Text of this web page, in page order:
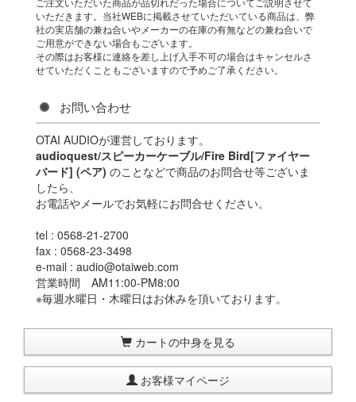
いただきます。当社WEBに掲載させていただいている商品は、弊
社の実店舗の兼ね合いやメーカーの在庫の有無などの兼ね合いで
ご用意ができない場合もございます。
その際はお客様に連絡を差し上げ入手不可の場合はキャンセルさ
せていただくこともございますので予めご了承ください。
お問い合わせ
OTAI AUDIOが運営しております。
audioquest/スピーカーケーブル/Fire Bird[ファイヤー
バード] (ペア) のことなどで商品のお問合せ等ございま
したら、
お電話やメールでお気軽にお問合せください。
tel : 0568-21-2700
fax : 0568-23-3498
e-mail : audio@otaiweb.com
営業時間 AM11:00-PM8:00
※毎週水曜日・木曜日はお休みを頂いております。
カートの中身を見る
お客様マイページ